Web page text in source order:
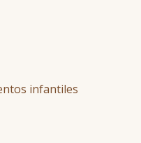
infantiles